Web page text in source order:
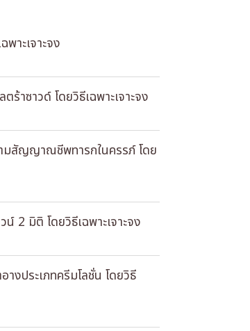
าะเจาะจง
ร้าซาวด์ โดยวิธีเฉพาะเจาะจง
มสัญญาณชีพทารกในครรภ์ โดย
2 มิติ โดยวิธีเฉพาะเจาะจง
งประเภทครีมโลชั่น โดยวิธี